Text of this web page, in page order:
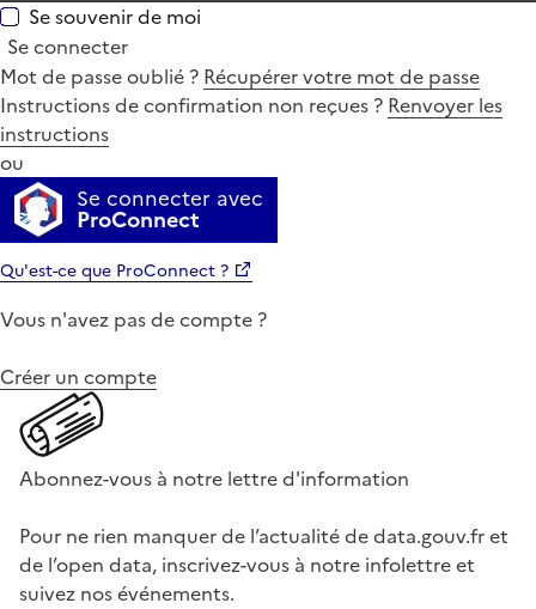
Se souvenir de moi
Se connecter
Mot de passe oublié ? Récupérer votre mot de passe
Instructions de confirmation non reçues ? Renvoyer les
instructions
ou
Se connecter avec
ProConnect
Qu'est-ce que ProConnect ?
Vous n'avez pas de compte ?
Créer un compte
Abonnez-vous à notre lettre d'information
Pour ne rien manquer de l’actualité de data.gouv.fr et
de l’open data, inscrivez-vous à notre infolettre et
suivez nos événements.